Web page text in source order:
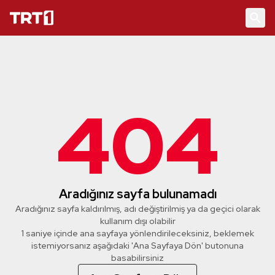
404
Aradığınız sayfa bulunamadı
Aradığınız sayfa kaldırılmış, adı değiştirilmiş ya da geçici olarak
kullanım dışı olabilir
1 saniye içinde ana sayfaya yönlendirileceksiniz, beklemek
istemiyorsanız aşağıdaki 'Ana Sayfaya Dön' butonuna
basabilirsiniz